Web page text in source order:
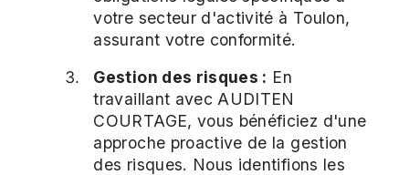
votre secteur d'activité à Toulon,
assurant votre conformité.
Gestion des risques : En
travaillant avec AUDITEN
COURTAGE, vous bénéficiez d'une
approche proactive de la gestion
des risques. Nous identifions les